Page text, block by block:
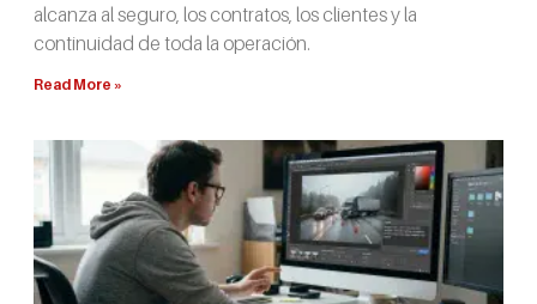
alcanza al seguro, los contratos, los clientes y la
continuidad de toda la operación.
Read More »